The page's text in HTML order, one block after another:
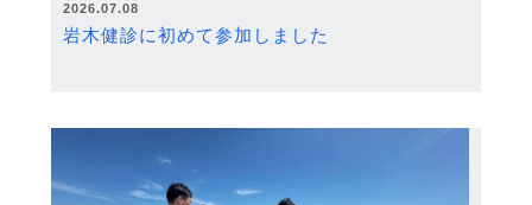
2026.07.08
岩木健診に初めて参加しました